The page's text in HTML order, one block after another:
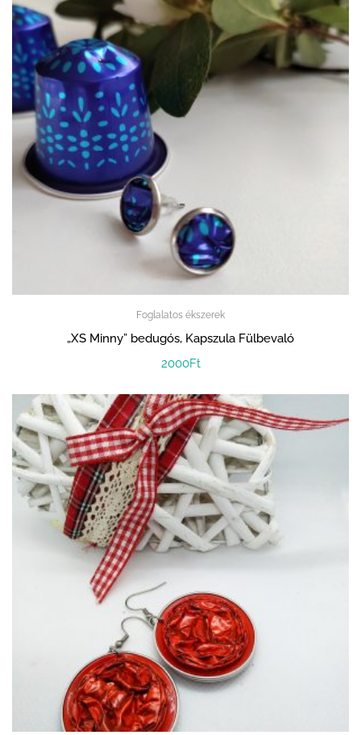
Foglalatos ékszerek
„XS Minny” bedugós, Kapszula Fülbevaló
2000Ft